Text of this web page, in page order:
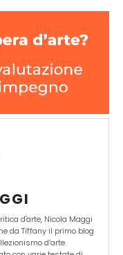
d'arte, Nicola Maggi
da Tiffany il primo blog
d’arte